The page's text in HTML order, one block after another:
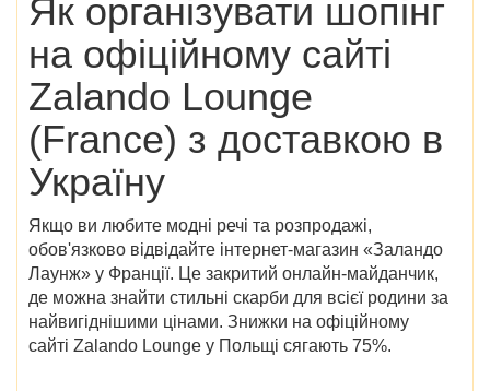
Як організувати шопінг
на офіційному сайті
Zalando Lounge
(France) з доставкою в
Україну
Якщо ви любите модні речі та розпродажі,
обов'язково відвідайте інтернет-магазин «Заландо
Лаунж» у Франції. Це закритий онлайн-майданчик,
де можна знайти стильні скарби для всієї родини за
найвигіднішими цінами. Знижки на офіційному
сайті Zalando Lounge у Польщі сягають 75%.